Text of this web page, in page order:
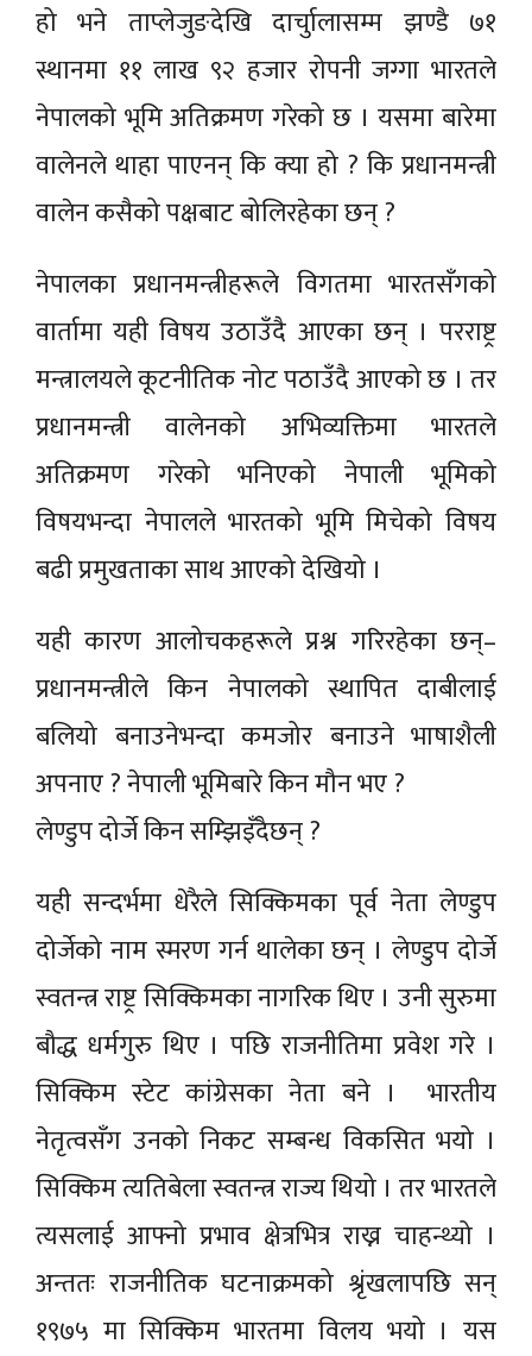
हो भने ताप्लेजुङदेखि दार्चुालासम्म झण्डै ७१
स्थानमा ११ लाख ९२ हजार रोपनी जग्गा भारतले
नेपालको भूमि अतिक्रमण गरेको छ । यसमा बारेमा
वालेनले थाहा पाएनन् कि क्या हो ? कि प्रधानमन्त्री
वालेन कसैको पक्षबाट बोलिरहेका छन् ?
नेपालका प्रधानमन्त्रीहरूले विगतमा भारतसँगको
वार्तामा यही विषय उठाउँदै आएका छन् । परराष्ट्र
मन्त्रालयले कूटनीतिक नोट पठाउँदै आएको छ । तर
प्रधानमन्त्री वालेनको अभिव्यक्तिमा भारतले
अतिक्रमण गरेको भनिएको नेपाली भूमिको
विषयभन्दा नेपालले भारतको भूमि मिचेको विषय
बढी प्रमुखताका साथ आएको देखियो ।
यही कारण आलोचकहरूले प्रश्न गरिरहेका छन्–
प्रधानमन्त्रीले किन नेपालको स्थापित दाबीलाई
बलियो बनाउनेभन्दा कमजोर बनाउने भाषाशैली
अपनाए ? नेपाली भूमिबारे किन मौन भए ?
लेण्डुप दोर्जे किन सम्झिइँदैछन् ?
यही सन्दर्भमा धेरैले सिक्किमका पूर्व नेता लेण्डुप
दोर्जेको नाम स्मरण गर्न थालेका छन् । लेण्डुप दोर्जे
स्वतन्त्र राष्ट्र सिक्किमका नागरिक थिए । उनी सुरुमा
बौद्ध धर्मगुरु थिए । पछि राजनीतिमा प्रवेश गरे ।
सिक्किम स्टेट कांग्रेसका नेता बने । भारतीय
नेतृत्वसँग उनको निकट सम्बन्ध विकसित भयो ।
सिक्किम त्यतिबेला स्वतन्त्र राज्य थियो । तर भारतले
त्यसलाई आफ्नो प्रभाव क्षेत्रभित्र राख्न चाहन्थ्यो ।
अन्ततः राजनीतिक घटनाक्रमको श्रृंखलापछि सन्
१९७५ मा सिक्किम भारतमा विलय भयो । यस